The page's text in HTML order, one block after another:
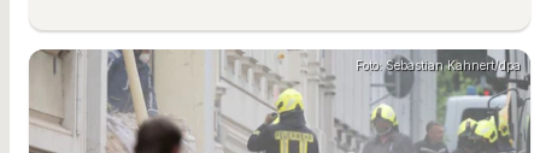
Foto: Sebastian Kahnert/dpa